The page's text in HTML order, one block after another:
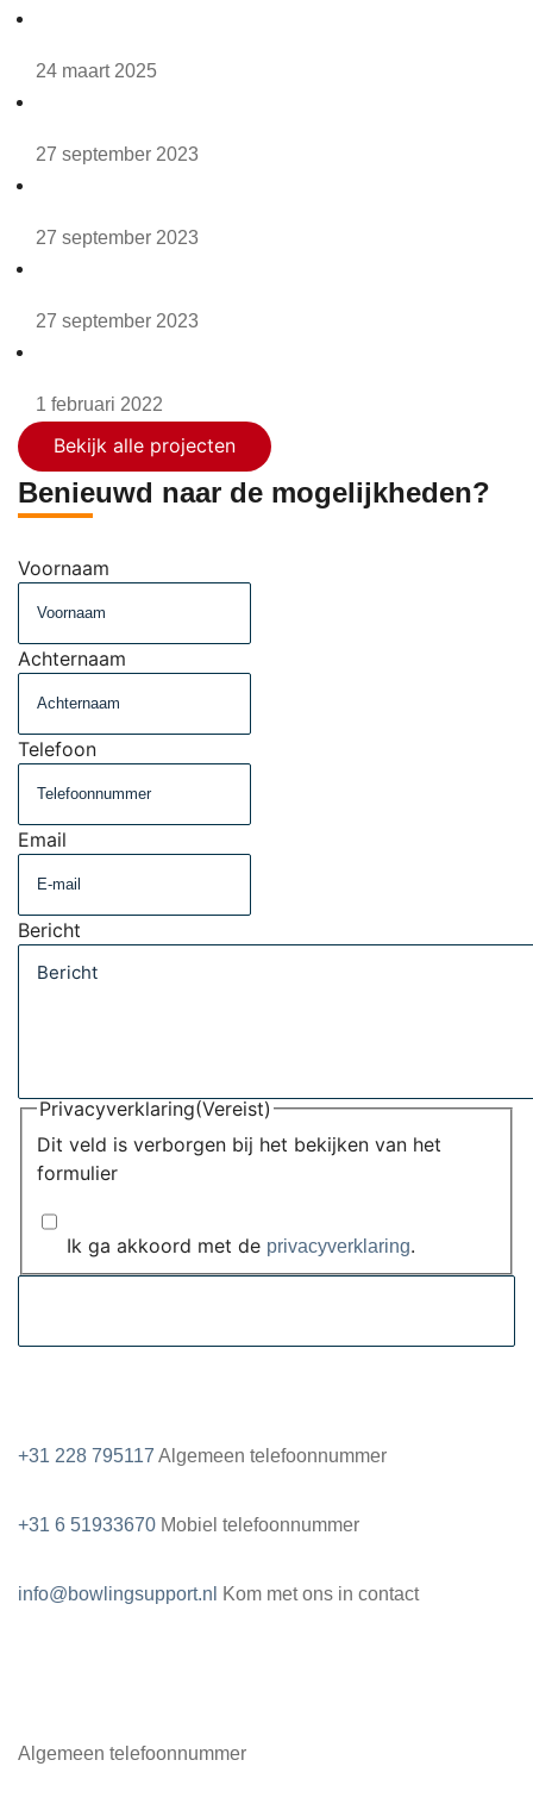
24 maart 2025
27 september 2023
27 september 2023
27 september 2023
1 februari 2022
Bekijk alle projecten
Benieuwd naar de mogelijkheden?
Voornaam
Achternaam
Telefoon
Email
Bericht
Dit veld is verborgen bij het bekijken van het
formulier
Privacyverklaring(Vereist)
Ik ga akkoord met de privacyverklaring.
+31 228 795117 Algemeen telefoonnummer
+31 6 51933670 Mobiel telefoonnummer
info@bowlingsupport.nl Kom met ons in contact
Algemeen telefoonnummer